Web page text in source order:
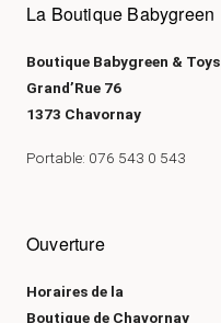
La Boutique Babygreen
Boutique Babygreen & Toys
Grand’Rue 76
1373 Chavornay
Portable: 076 543 0 543
Ouverture
Horaires de la
Boutique de Chavornay